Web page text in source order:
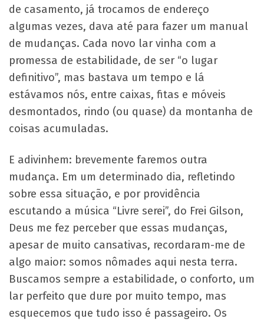
de casamento, já trocamos de endereço
algumas vezes, dava até para fazer um manual
de mudanças. Cada novo lar vinha com a
promessa de estabilidade, de ser “o lugar
definitivo”, mas bastava um tempo e lá
estávamos nós, entre caixas, fitas e móveis
desmontados, rindo (ou quase) da montanha de
coisas acumuladas.
E adivinhem: brevemente faremos outra
mudança. Em um determinado dia, refletindo
sobre essa situação, e por providência
escutando a música “Livre serei”, do Frei Gilson,
Deus me fez perceber que essas mudanças,
apesar de muito cansativas, recordaram-me de
algo maior: somos nômades aqui nesta terra.
Buscamos sempre a estabilidade, o conforto, um
lar perfeito que dure por muito tempo, mas
esquecemos que tudo isso é passageiro. Os